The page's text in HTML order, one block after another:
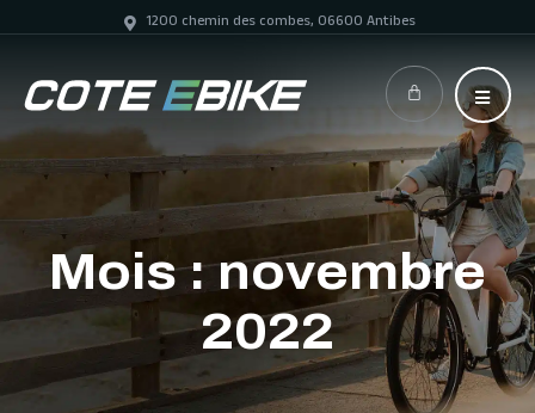
1200 chemin des combes, 06600 Antibes
Mois :novembre
2022